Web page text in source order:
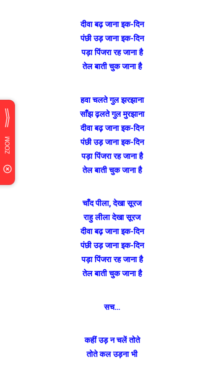
दीवा बढ़ जाना इक-दिन
पंछी उड़ जाना इक-दिन
पड़ा पिंजरा रह जाना है
तेल बाती चुक जाना है
हवा चलते गुल झरझाना
साँझ ढ़लते गुल मुरझाना
दीवा बढ़ जाना इक-दिन
पंछी उड़ जाना इक-दिन
पड़ा पिंजरा रह जाना है
तेल बाती चुक जाना है
चाँद पीला, देखा सूरज
राहु लीला देखा सूरज
दीवा बढ़ जाना इक-दिन
पंछी उड़ जाना इक-दिन
पड़ा पिंजरा रह जाना है
तेल बाती चुक जाना है
सच…
कहीं उड़ न चलें तोते
तोते कल उड़ना भी